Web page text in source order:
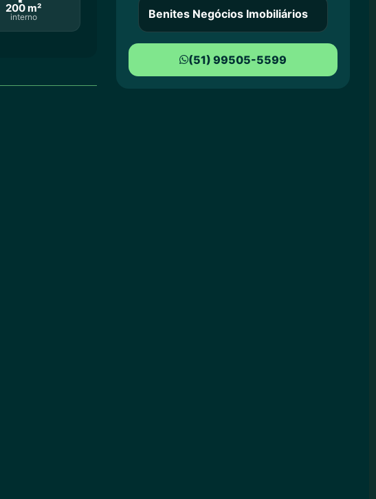
200 m²
interno Benites Negócios Imobiliários
(51) 99505-5599